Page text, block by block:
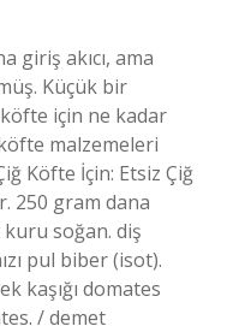
giriş akıcı, ama
Küçük bir
için ne kadar
malzemeleri
Köfte İçin: Etsiz Çiğ
250 gram dana
kuru soğan. diş
pul biber (isot).
kaşığı domates
/ demet